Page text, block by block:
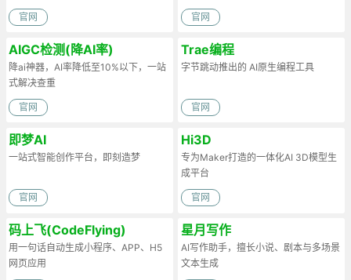
官网 官网
AIGC检测(降AI率)
降ai神器，AI率降低至10%以下，一站
式解决查重
官网
Trae编程
字节跳动推出的 AI原生编程工具
官网
即梦AI
一站式智能创作平台，即刻造梦
官网
Hi3D
专为Maker打造的一体化AI 3D模型生
成平台
官网
码上飞(CodeFlying)
用一句话自动生成小程序、APP、H5
网页应用
星月写作
AI写作助手，擅长小说、剧本与多场景
文本生成